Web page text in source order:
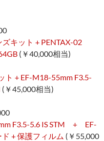
キット + PENTAX-02
(￥40,000相当)
ト + EF-M18-55mm F3.5-
(￥45,000相当)
F3.5-5.6 IS STM + EF-
+ 保護フィルム (￥55,000